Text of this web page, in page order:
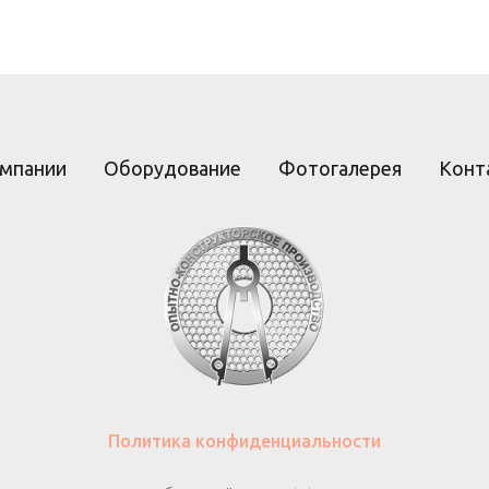
Оборудование Фотогалерея
Политика конфиденциальности